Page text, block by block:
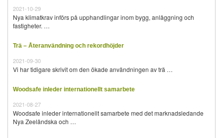
2021-10-29
Nya klimatkrav införs på upphandlingar inom bygg, anläggning och
fastigheter. …
Trä – Återanvändning och rekordhöjder
2021-09-30
Vi har tidigare skrivit om den ökade användningen av trä …
Woodsafe inleder internationellt samarbete
2021-08-27
Woodsafe inleder internationellt samarbete med det marknadsledande
Nya Zeeländska och …